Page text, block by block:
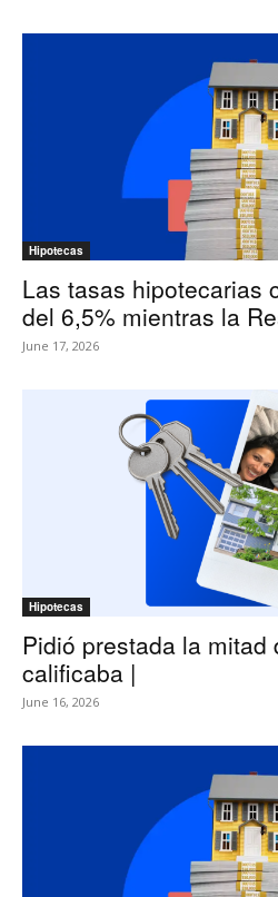
Hipotecas
Las tasas hipotecarias
del 6,5% mientras la
June 17, 2026
Hipotecas
Pidió prestada la mitad
calificaba |
June 16, 2026